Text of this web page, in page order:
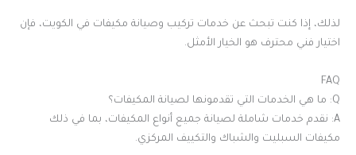
لذلك، إذا كنت تبحث عن خدمات تركيب وصيانة مكيفات في الكويت، فإن
اختيار فني محترف هو الخيار الأمثل.
FAQ
Q: ما هي الخدمات التي تقدمونها لصيانة المكيفات؟
A: نقدم خدمات شاملة لصيانة جميع أنواع المكيفات، بما في ذلك
مكيفات السبليت والشباك والتكييف المركزي.